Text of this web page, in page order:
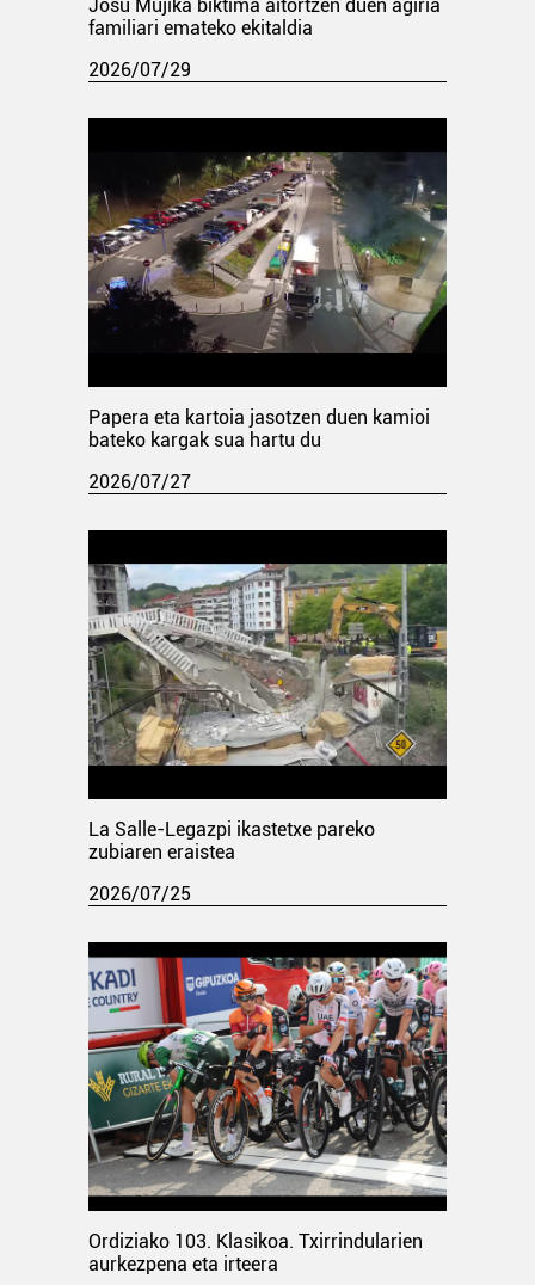
Josu Mujika biktima aitortzen duen agiria
familiari emateko ekitaldia
2026/07/29
Papera eta kartoia jasotzen duen kamioi
bateko kargak sua hartu du
2026/07/27
La Salle-Legazpi ikastetxe pareko
zubiaren eraistea
2026/07/25
Ordiziako 103. Klasikoa. Txirrindularien
aurkezpena eta irteera